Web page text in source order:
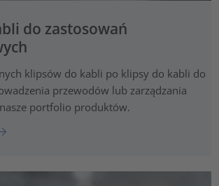
do zastosowań
klipsów do kabli po klipsy do kabli do
przewodów lub zarządzania
portfolio produktów.